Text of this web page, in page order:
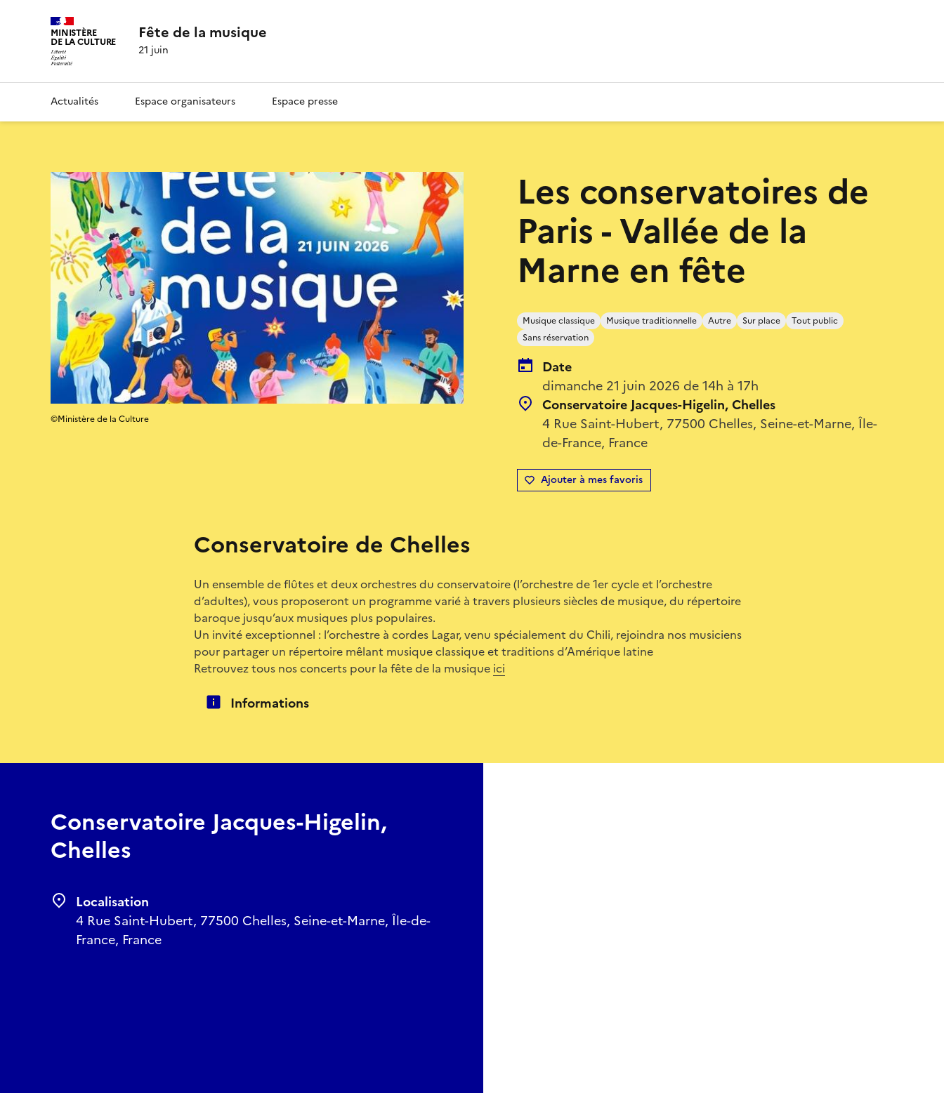
MINISTÈRE
DE LA CULTURE Fête de la musique
21 juin
Actualités Espace organisateurs Espace presse
Les conservatoires de
Paris - Vallée de la
Marne en fête
Musique classique Musique traditionnelle Autre Sur place
Tout public
Sans réservation
Date
dimanche 21 juin 2026 de 14h à 17h
Conservatoire Jacques-Higelin, Chelles
4 Rue Saint-Hubert, 77500 Chelles, Seine-et-Marne, Île-
de-France, France
Ajouter à mes favoris
©Ministère de la Culture
Conservatoire de Chelles
Un ensemble de flûtes et deux orchestres du conservatoire (l’orchestre de 1er cycle et l’orchestre
d’adultes), vous proposeront un programme varié à travers plusieurs siècles de musique, du répertoire
baroque jusqu’aux musiques plus populaires.
Un invité exceptionnel : l’orchestre à cordes Lagar, venu spécialement du Chili, rejoindra nos musiciens
pour partager un répertoire mêlant musique classique et traditions d’Amérique latine
Retrouvez tous nos concerts pour la fête de la musique ici
Informations
Conservatoire Jacques-Higelin,
Chelles
Localisation
4 Rue Saint-Hubert, 77500 Chelles, Seine-et-Marne, Île-de-
France, France